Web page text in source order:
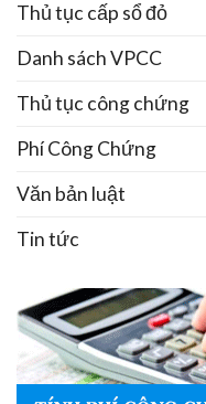
Thủ tục cấp sổ đỏ
Danh sách VPCC
Thủ tục công chứng
Phí Công Chứng
Văn bản luật
Tin tức